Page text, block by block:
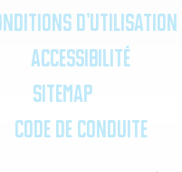
d’utilisation
Accessibilité
SiteMap
Code de Conduite